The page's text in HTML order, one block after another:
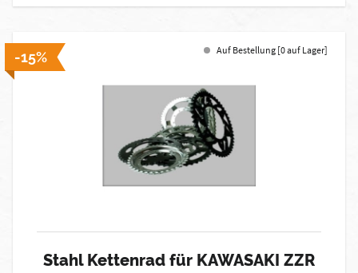
-15% Auf Bestellung [0 auf Lager]
Stahl Kettenrad für KAWASAKI ZZR